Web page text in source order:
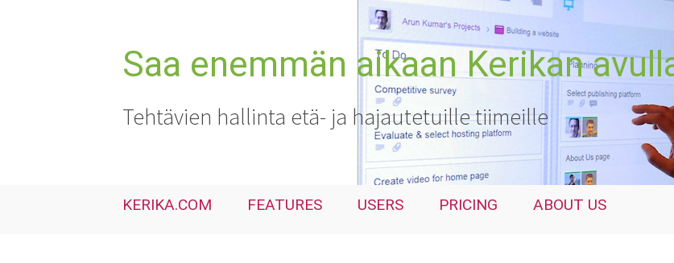
Saa enemmän aikaan Kerikan
Tehtävien hallinta etä- ja hajautetuille tiimeille
KERIKA.COM FEATURES USERS PRICING ABOUT US